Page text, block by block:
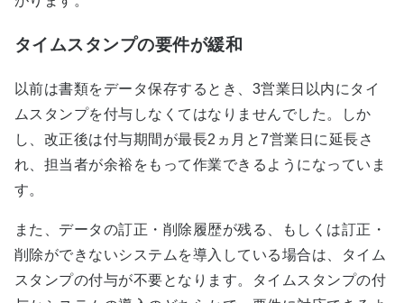
タイムスタンプの要件が緩和
以前は書類をデータ保存するとき、3営業日以内にタイ
ムスタンプを付与しなくてはなりませんでした。しか
し、改正後は付与期間が最長2ヵ月と7営業日に延長さ
れ、担当者が余裕をもって作業できるようになっていま
す。
また、データの訂正・削除履歴が残る、もしくは訂正・
削除ができないシステムを導入している場合は、タイム
スタンプの付与が不要となります。タイムスタンプの付